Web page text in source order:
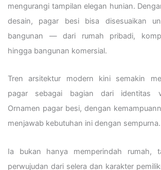
mengurangi tampilan elegan hunian.
desain, pagar besi bisa disesuaikan
bangunan — dari rumah pribadi,
hingga bangunan komersial.
Tren arsitektur modern kini semakin
pagar sebagai bagian dari identitas
Ornamen pagar besi, dengan
menjawab kebutuhan ini dengan sempurna.
Ia bukan hanya memperindah rumah,
perwujudan dari selera dan karakter